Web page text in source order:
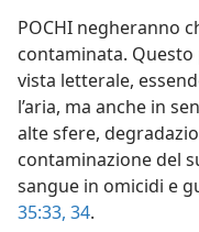
il genere umano
al comando di Gog
POCHI negheranno
contaminata.
vista letterale,
l’aria, ma anche in
alte sfere,
contaminazione del
sangue in omicidi e
35:33, 34.